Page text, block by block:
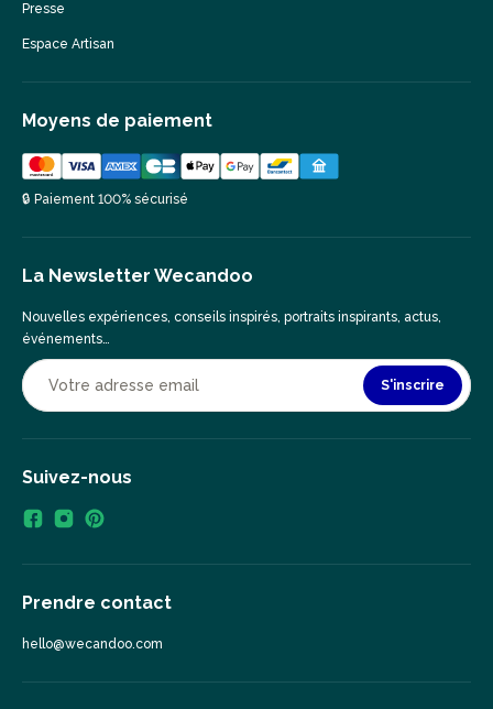
Presse
Espace Artisan
Moyens de paiement
🔒 Paiement 100% sécurisé
La Newsletter Wecandoo
Nouvelles expériences, conseils inspirés, portraits inspirants, actus,
événements…
S'inscrire
Suivez-nous
Prendre contact
hello@wecandoo.com